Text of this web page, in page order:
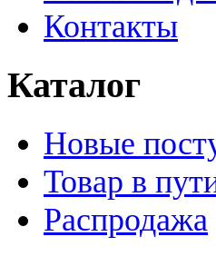
Контакты
Каталог
Новые
Товар в
Распродажа